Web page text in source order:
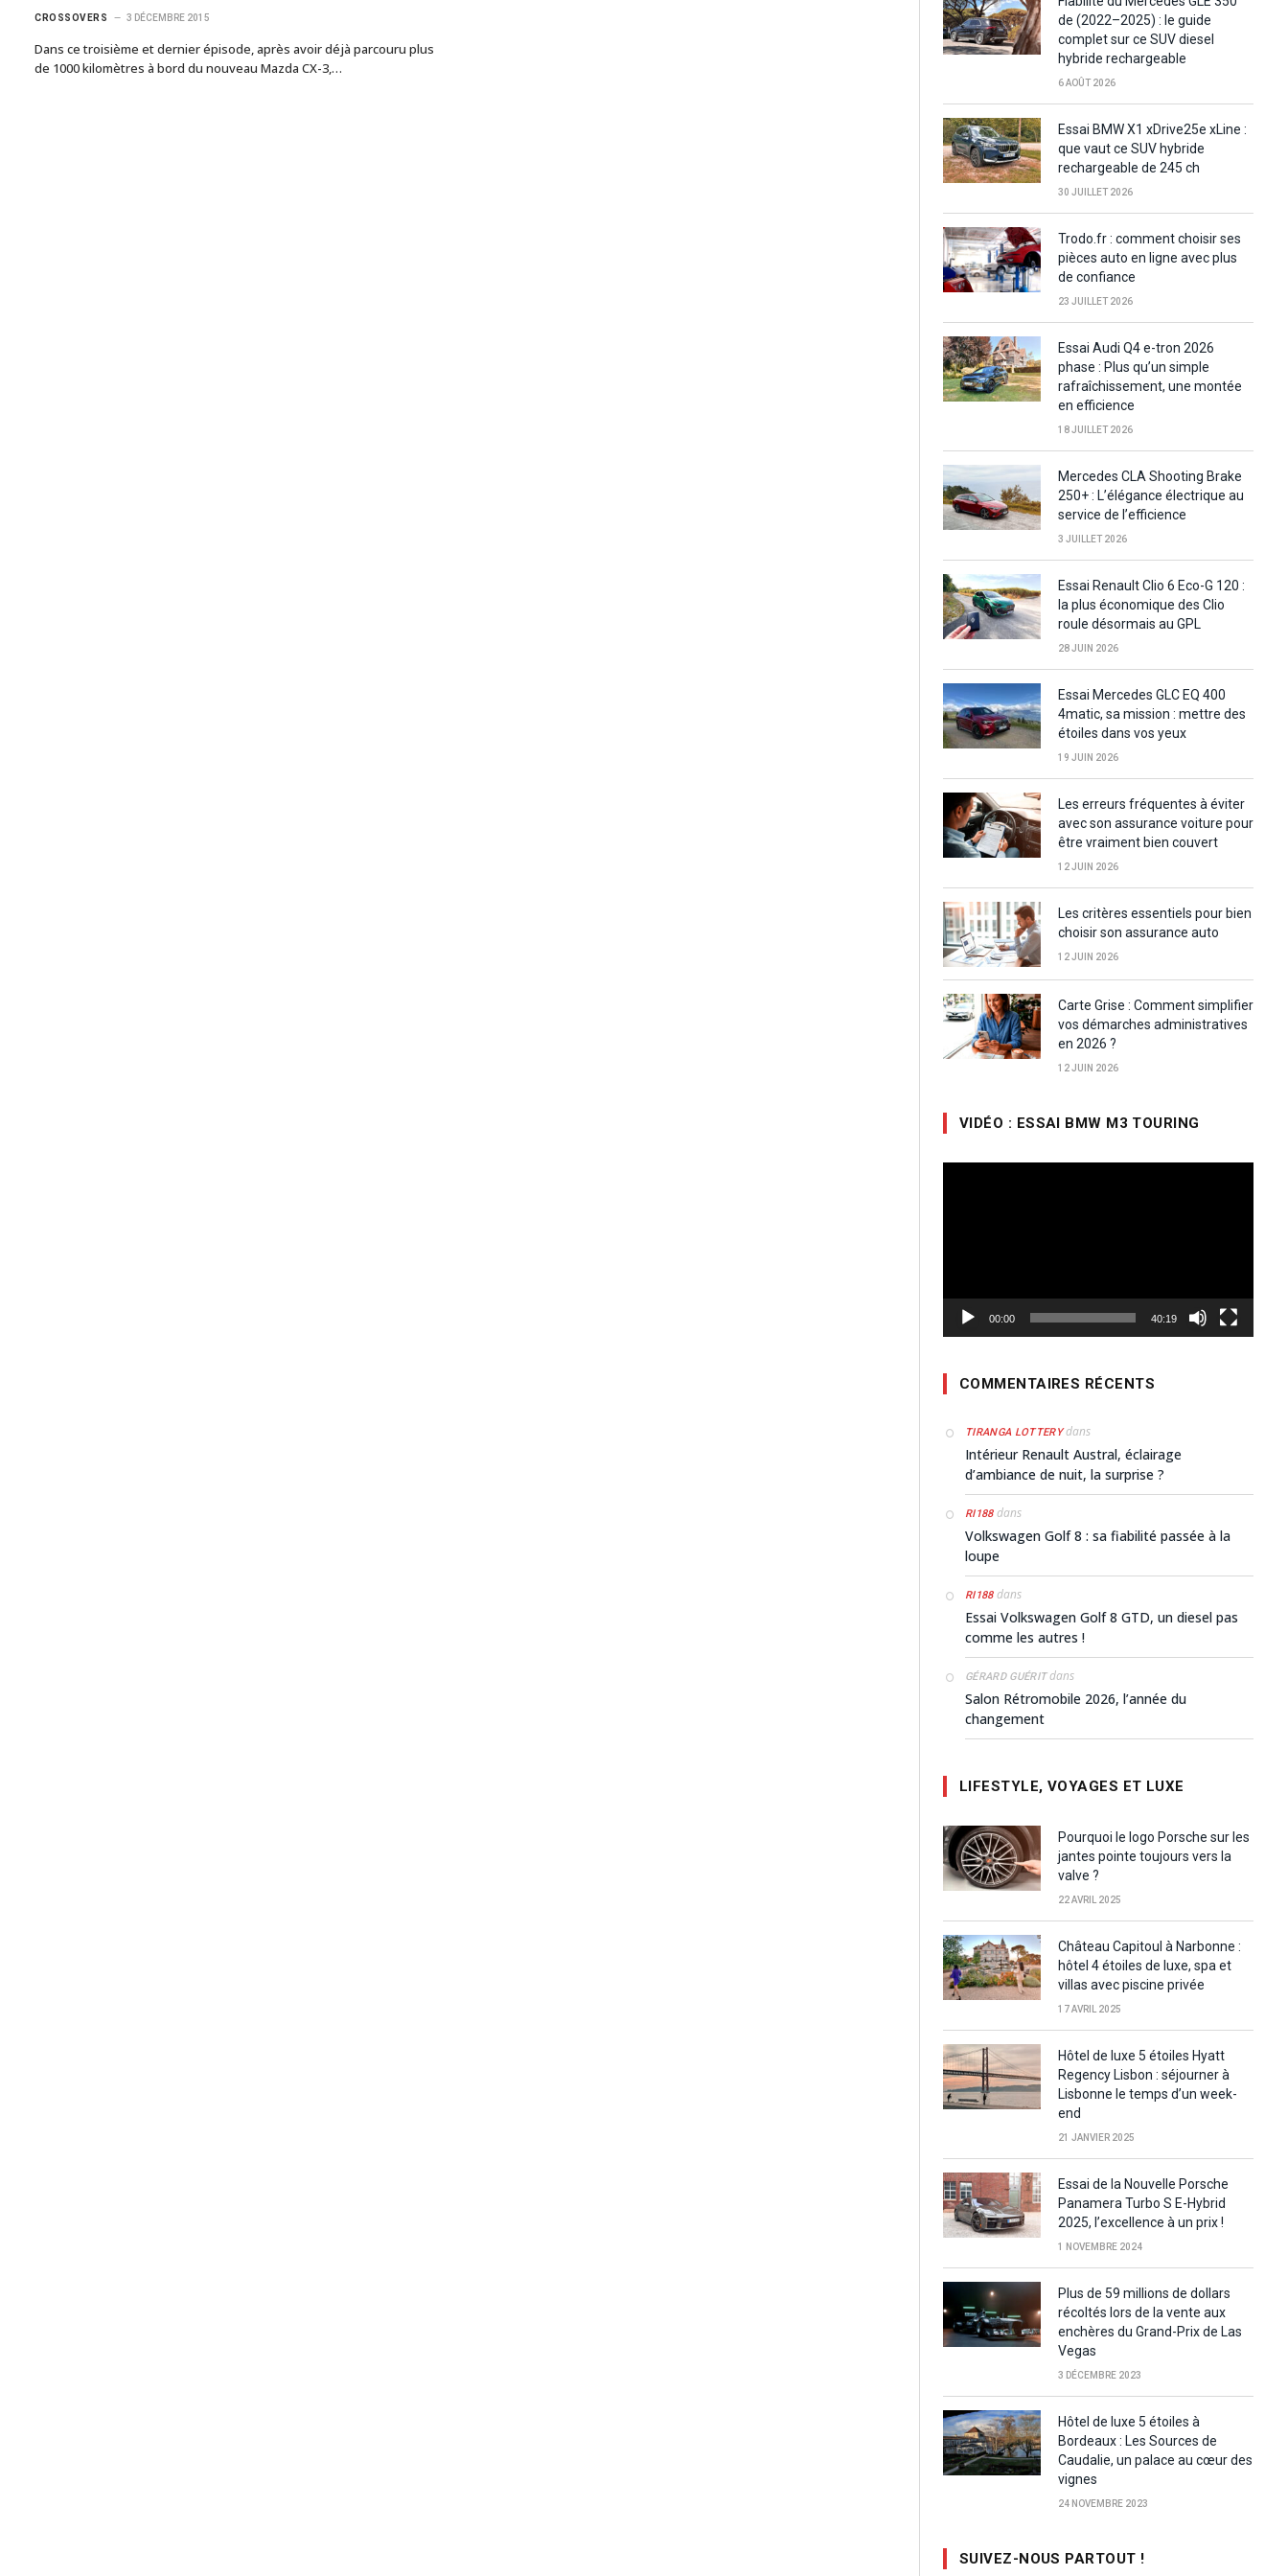
CROSSOVERS 3 DÉCEMBRE 2015
Dans ce troisième et dernier épisode, après avoir déjà parcouru plus
de 1000 kilomètres à bord du nouveau Mazda CX-3,…
de (2022–2025) : le guide
complet sur ce SUV diesel
hybride rechargeable
6 AOÛT 2026
Essai BMW X1 xDrive25e xLine :
que vaut ce SUV hybride
rechargeable de 245 ch
30 JUILLET 2026
Trodo.fr : comment choisir ses
pièces auto en ligne avec plus
de confiance
23 JUILLET 2026
Essai Audi Q4 e-tron 2026
phase : Plus qu’un simple
rafraîchissement, une montée
en efficience
18 JUILLET 2026
Mercedes CLA Shooting Brake
250+ : L’élégance électrique au
service de l’efficience
3 JUILLET 2026
Essai Renault Clio 6 Eco-G 120 :
la plus économique des Clio
roule désormais au GPL
28 JUIN 2026
Essai Mercedes GLC EQ 400
4matic, sa mission : mettre des
étoiles dans vos yeux
19 JUIN 2026
Les erreurs fréquentes à éviter
avec son assurance voiture pour
être vraiment bien couvert
12 JUIN 2026
Les critères essentiels pour bien
choisir son assurance auto
12 JUIN 2026
Carte Grise : Comment simplifier
vos démarches administratives
en 2026 ?
12 JUIN 2026
VIDÉO : ESSAI BMW M3 TOURING
00:00 40:19
COMMENTAIRES RÉCENTS
TIRANGA LOTTERYdans
Intérieur Renault Austral, éclairage
d’ambiance de nuit, la surprise ?
RI188dans
Volkswagen Golf 8 : sa fiabilité passée à la
loupe
RI188dans
Essai Volkswagen Golf 8 GTD, un diesel pas
comme les autres !
GÉRARD GUÉRITdans
Salon Rétromobile 2026, l’année du
changement
LIFESTYLE, VOYAGES ET LUXE
Pourquoi le logo Porsche sur les
jantes pointe toujours vers la
valve ?
22 AVRIL 2025
Château Capitoul à Narbonne :
hôtel 4 étoiles de luxe, spa et
villas avec piscine privée
17 AVRIL 2025
Hôtel de luxe 5 étoiles Hyatt
Regency Lisbon : séjourner à
Lisbonne le temps d’un week-
end
21 JANVIER 2025
Essai de la Nouvelle Porsche
Panamera Turbo S E-Hybrid
2025, l’excellence à un prix !
1 NOVEMBRE 2024
Plus de 59 millions de dollars
récoltés lors de la vente aux
enchères du Grand-Prix de Las
Vegas
3 DÉCEMBRE 2023
Hôtel de luxe 5 étoiles à
Bordeaux : Les Sources de
Caudalie, un palace au cœur des
vignes
24 NOVEMBRE 2023
SUIVEZ-NOUS PARTOUT !